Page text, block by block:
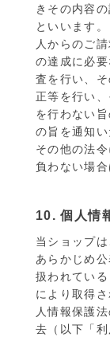
きその内容
といいます
人からのご
の達成に必
査を行い、
正等を行い
を行わない
の旨を通知
その他の法
負わない場
10. 個人情
当ショップ
あらかじめ
扱われてい
により取得
人情報保護
去（以下「